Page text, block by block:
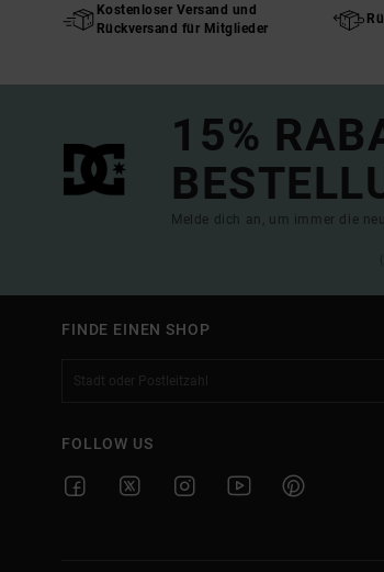
Kostenloser Versand und
Rückversand für Mitglieder
15%
Melde dich an, um immer die
FINDE EINEN SHOP
FOLLOW US